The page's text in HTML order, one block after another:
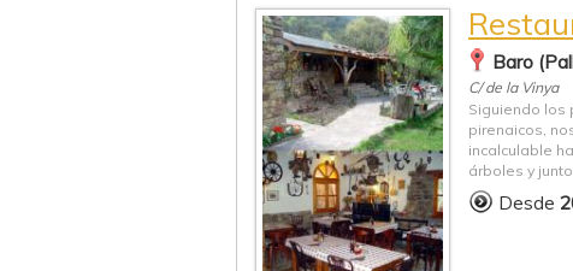
Baro
C/ de la Vinya
Siguiendo los
pirenaicos,
incalculable
árboles y
Desde